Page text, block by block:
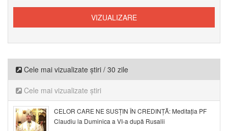
Cele mai vizualizate știri / 30 zile
Cele mai vizualizate știri
CELOR CARE NE SUSȚIN ÎN CREDINȚĂ: Meditația PF
Claudiu la Duminica a VI-a după Rusalii